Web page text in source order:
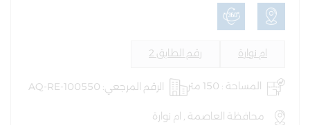
ام نوارة رقم الطابق 2
المساحة : 150 متر
الرقم المرجعي: AQ-RE-100550
محافظة العاصمة , ام نوارة